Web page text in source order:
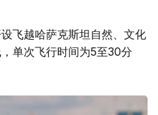
飞越哈萨克斯坦自然、文化
单次飞行时间为5至30分